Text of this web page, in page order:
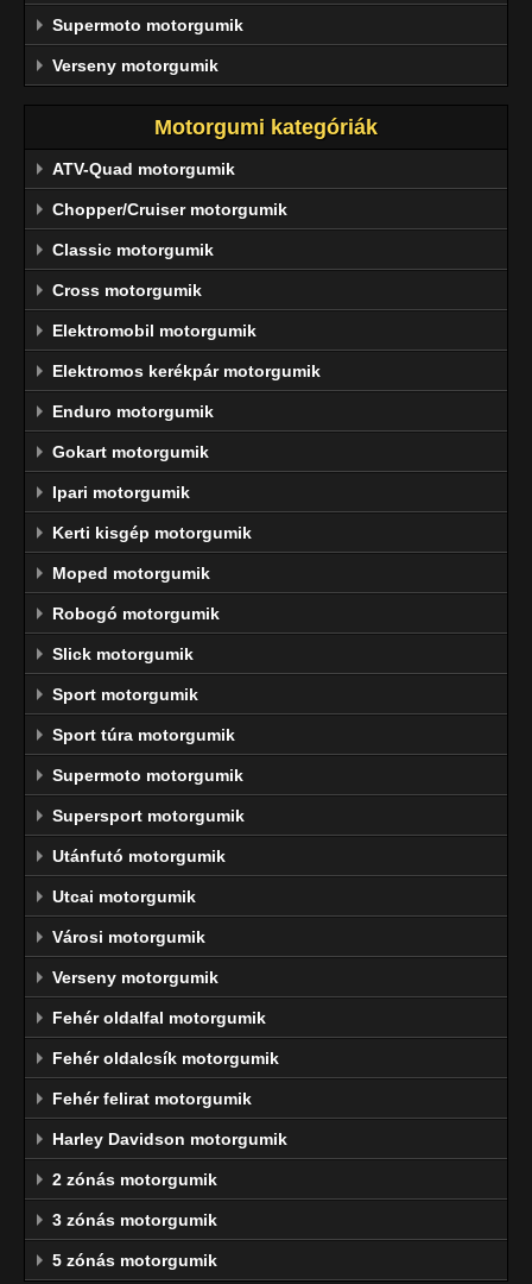
Supermoto motorgumik
Verseny motorgumik
Motorgumi kategóriák
ATV-Quad motorgumik
Chopper/Cruiser motorgumik
Classic motorgumik
Cross motorgumik
Elektromobil motorgumik
Elektromos kerékpár motorgumik
Enduro motorgumik
Gokart motorgumik
Ipari motorgumik
Kerti kisgép motorgumik
Moped motorgumik
Robogó motorgumik
Slick motorgumik
Sport motorgumik
Sport túra motorgumik
Supermoto motorgumik
Supersport motorgumik
Utánfutó motorgumik
Utcai motorgumik
Városi motorgumik
Verseny motorgumik
Fehér oldalfal motorgumik
Fehér oldalcsík motorgumik
Fehér felirat motorgumik
Harley Davidson motorgumik
2 zónás motorgumik
3 zónás motorgumik
5 zónás motorgumik